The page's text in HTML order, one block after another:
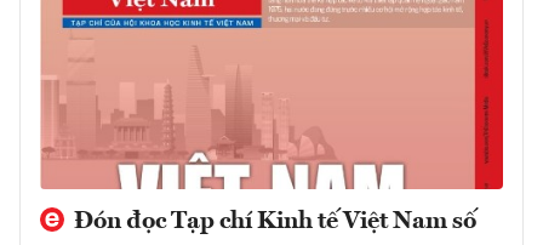
Đón đọc Tạp chí Kinh tế Việt Nam số